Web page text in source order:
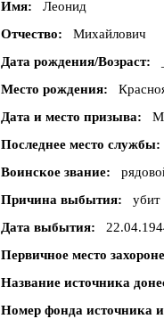
Имя
Леонид
Отчество
Михайлович
Дата рождения/Возраст
Место рождения
Дата и место призыва
Последнее место службы
Воинское звание
Причина выбытия
убит
Дата выбытия
Первичное место
Название источника
Номер фонда источника